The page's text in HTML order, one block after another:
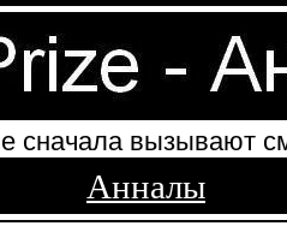
сначала вызывают
Анналы